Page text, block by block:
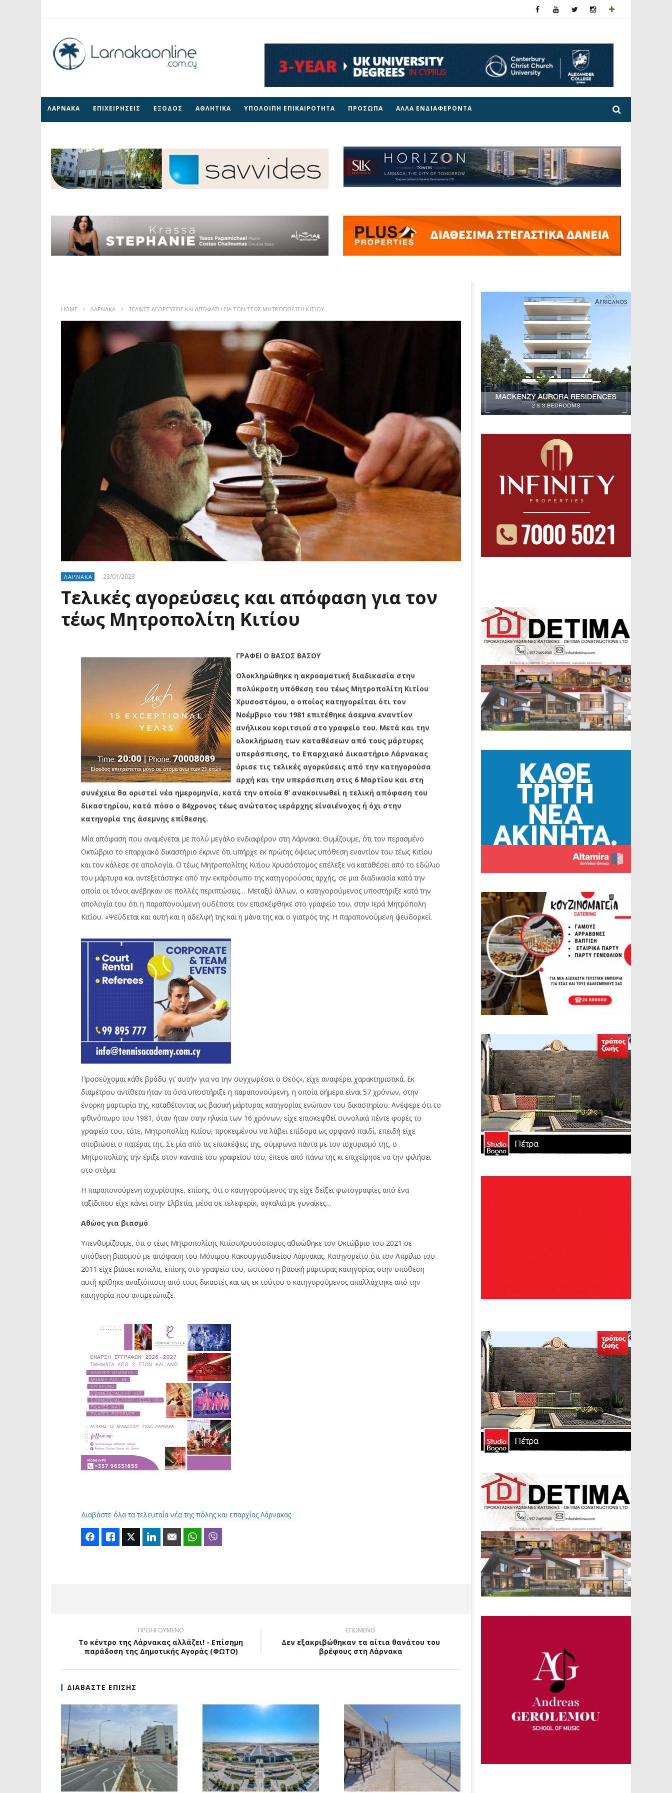
ΛΑΡΝΑΚΑ ΕΠΙΧΕΙΡΗΣΕΙΣ ΕΞΟΔΟΣ ΑΘΛΗΤΙΚΑ ΥΠΟΛΟΙΠΗ ΕΠΙΚΑΙΡΟΤΗΤΑ ΠΡΟΣΩΠΑ ΑΛΛΑ ΕΝΔΙΑΦΕΡΟΝΤΑ
HOME ΛΑΡΝΑΚΑ ΤΕΛΙΚΈΣ ΑΓΟΡΕΎΣΕΙΣ ΚΑΙ ΑΠΌΦΑΣΗ ΓΙΑ ΤΟΝ ΤΈΩΣ ΜΗΤΡΟΠΟΛΊΤΗ ΚΙΤΊΟΥ
ΛΑΡΝΑΚΑ 23/01/2023
Τελικές αγορεύσεις και απόφαση για τον
τέως Μητροπολίτη Κιτίου
ΓΡΑΦΕΙ Ο ΒΑΣΟΣ ΒΑΣΟΥ
Ολοκληρώθηκε η ακροαματική διαδικασία στην
πολύκροτη υπόθεση του τέως Μητροπολίτη Κιτίου
Χρυσοστόμου, ο οποίος κατηγορείται ότι τον
Νοέμβριο του 1981 επιτέθηκε άσεμνα εναντίον
ανήλικου κοριτσιού στο γραφείο του. Μετά και την
ολοκλήρωση των καταθέσεων από τους μάρτυρες
υπεράσπισης, το Επαρχιακό Δικαστήριο Λάρνακας
όρισε τις τελικές αγορεύσεις από την κατηγορούσα
αρχή και την υπεράσπιση στις 6 Μαρτίου και στη
συνέχεια θα οριστεί νέα ημερομηνία, κατά την οποία θ’ ανακοινωθεί η τελική απόφαση του
δικαστηρίου, κατά πόσο ο 84χρονος τέως ανώτατος ιεράρχης είναιένοχος ή όχι στην
κατηγορία της άσεμνης επίθεσης.
Μία απόφαση που αναμένεται με πολύ μεγάλο ενδιαφέρον στη Λάρνακα. Θυμίζουμε, ότι τον περασμένο
Οκτώβριο το επαρχιακό δικαστήριο έκρινε ότι υπήρχε εκ πρώτης όψεως υπόθεση εναντίον του τέως Κιτίου
και τον κάλεσε σε απολογία. Ο τέως Μητροπολίτης Κιτίου Χρυσόστομος επέλεξε να καταθέσει από το εδώλιο
του μάρτυρα και αντεξετάστηκε από την εκπρόσωπο της κατηγορούσας αρχής, σε μια διαδικασία κατά την
οποία οι τόνοι ανέβηκαν σε πολλές περιπτώσεις… Μεταξύ άλλων, ο κατηγορούμενος υποστήριξε κατά την
απολογία του ότι η παραπονούμενη ουδέποτε τον επισκέφθηκε στο γραφείο του, στην Ιερά Μητρόπολη
Κιτίου. «Ψεύδεται και αυτή και η αδελφή της και η μάνα της και ο γιατρός της. Η παραπονούμενη ψευδορκεί.
Προσεύχομαι κάθε βράδυ γι’ αυτήν για να την συγχωρέσει ο Θεός», είχε αναφέρει χαρακτηριστικά. Εκ
διαμέτρου αντίθετα ήταν τα όσα υποστήριξε η παραπονούμενη, η οποία σήμερα είναι 57 χρόνων, στην
ένορκη μαρτυρία της, καταθέτοντας ως βασική μάρτυρας κατηγορίας ενώπιον του δικαστηρίου. Ανέφερε ότι το
φθινόπωρο του 1981, όταν ήταν στην ηλικία των 16 χρόνων, είχε επισκεφθεί συνολικά πέντε φορές το
γραφείο του, τότε, Μητροπολίτη Κιτίου, προκειμένου να λάβει επίδομα ως ορφανό παιδί, επειδή είχε
αποβιώσει ο πατέρας της. Σε μία από τις επισκέψεις της, σύμφωνα πάντα με τον ισχυρισμό της, ο
Μητροπολίτης την έριξε στον καναπέ του γραφείου του, έπεσε από πάνω της κι επιχείρησε να την φιλήσει
στο στόμα.
Η παραπονούμενη ισχυρίστηκε, επίσης, ότι ο κατηγορούμενος της είχε δείξει φωτογραφίες από ένα
ταξίδιπου είχε κάνει στην Ελβετία, μέσα σε τελεφερίκ, αγκαλιά με γυναίκες…
Αθώος για βιασμό
Υπενθυμίζουμε, ότι ο τέως Μητροπολίτης ΚιτίουΧρυσόστομος αθωώθηκε τον Οκτώβριο του 2021 σε
υπόθεση βιασμού με απόφαση του Μόνιμου Κακουργιοδικείου Λάρνακας. Κατηγορείτο ότι τον Απρίλιο του
2011 είχε βιάσει κοπέλα, επίσης στο γραφείο του, ωστόσο η βασική μάρτυρας κατηγορίας στην υπόθεση
αυτή κρίθηκε αναξιόπιστη από τους δικαστές και ως εκ τούτου ο κατηγορούμενος απαλλάχτηκε από την
κατηγορία που αντιμετώπιζε.
Διαβάστε όλα τα τελευταία νέα της πόλης και επαρχίας Λάρνακας
FacebookLike Twitter LinkedIn Email WhatsApp
ΠΡΟΗΓΟΥΜΕΝΟ
Το κέντρο της Λάρνακας αλλάζει! - Επίσημη
παράδοση της Δημοτικής Αγοράς (ΦΩΤΟ)
ΕΠΟΜΕΝΟ
Δεν εξακριβώθηκαν τα αίτια θανάτου του
βρέφους στη Λάρνακα
ΔΙΑΒΑΣΤΕ ΕΠΙΣΗΣ